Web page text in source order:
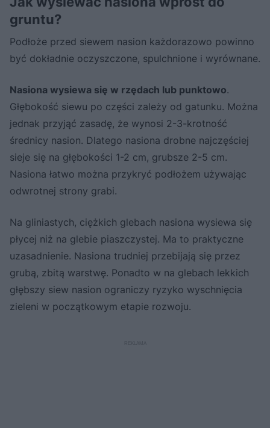
gruntu?
Podłoże przed siewem nasion każdorazowo powinno
być dokładnie oczyszczone, spulchnione i wyrównane.
Nasiona wysiewa się w rzędach lub punktowo.
Głębokość siewu po części zależy od gatunku. Można
jednak przyjąć zasadę, że wynosi 2-3-krotność
średnicy nasion. Dlatego nasiona drobne najczęściej
sieje się na głębokości 1-2 cm, grubsze 2-5 cm.
Nasiona łatwo można przykryć podłożem używając
odwrotnej strony grabi.
Na gliniastych, ciężkich glebach nasiona wysiewa się
płycej niż na glebie piaszczystej. Ma to praktyczne
uzasadnienie. Nasiona trudniej przebijają się przez
grubą, zbitą warstwę. Ponadto w na glebach lekkich
głębszy siew nasion ograniczy ryzyko wyschnięcia
zieleni w początkowym etapie rozwoju.